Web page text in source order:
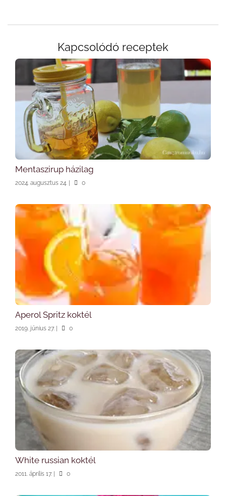
Kapcsolódó receptek
Mentaszirup házilag
2024. augusztus 24. 0
Aperol Spritz koktél
2019. június 27. 0
White russian koktél
2011. április 17. 0